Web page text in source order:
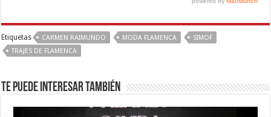
Etiquetas CARMEN RAIMUNDO MODA FLAMENCA
SIMOF
TRAJES DE FLAMENCA
Te puede interesar también